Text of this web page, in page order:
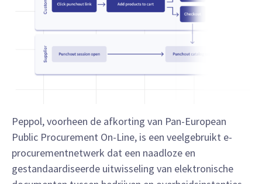
Peppol, voorheen de afkorting van Pan-European
Public Procurement On-Line, is een veelgebruikt e-
procurementnetwerk dat een naadloze en
gestandaardiseerde uitwisseling van elektronische